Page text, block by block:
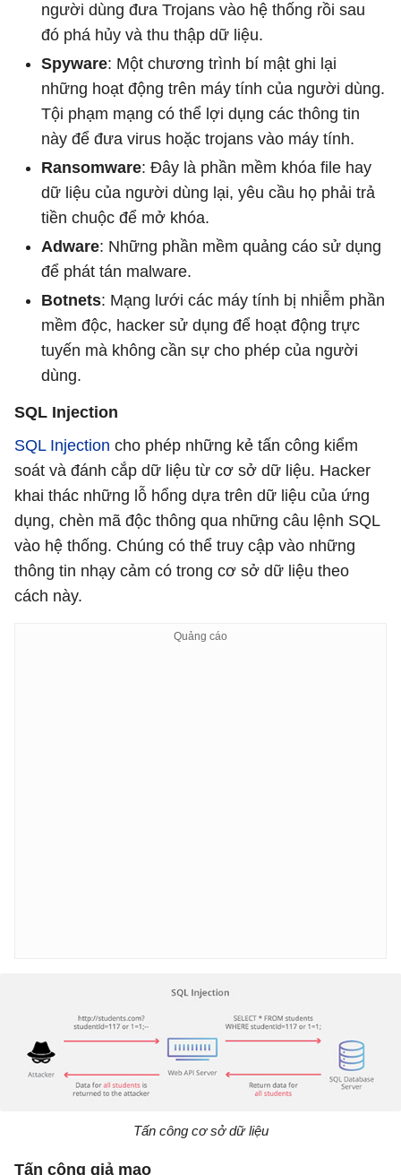
người dùng đưa Trojans vào hệ thống rồi sau
đó phá hủy và thu thập dữ liệu.
Spyware: Một chương trình bí mật ghi lại
những hoạt động trên máy tính của người dùng.
Tội phạm mạng có thể lợi dụng các thông tin
này để đưa virus hoặc trojans vào máy tính.
Ransomware: Đây là phần mềm khóa file hay
dữ liệu của người dùng lại, yêu cầu họ phải trả
tiền chuộc để mở khóa.
Adware: Những phần mềm quảng cáo sử dụng
để phát tán malware.
Botnets: Mạng lưới các máy tính bị nhiễm phần
mềm độc, hacker sử dụng để hoạt động trực
tuyến mà không cần sự cho phép của người
dùng.
SQL Injection
SQL Injection cho phép những kẻ tấn công kiểm
soát và đánh cắp dữ liệu từ cơ sở dữ liệu. Hacker
khai thác những lỗ hổng dựa trên dữ liệu của ứng
dụng, chèn mã độc thông qua những câu lệnh SQL
vào hệ thống. Chúng có thể truy cập vào những
thông tin nhạy cảm có trong cơ sở dữ liệu theo
cách này.
Tấn công cơ sở dữ liệu
Tấn công giả mạo